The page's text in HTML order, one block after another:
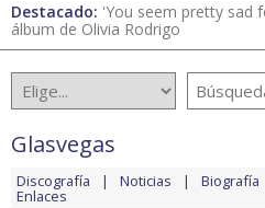
Destacado: 'You seem pretty sad
álbum de Olivia Rodrigo
Glasvegas
Discografía Noticias Biografía
Enlaces